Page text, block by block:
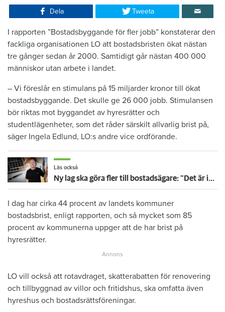
Dela Tweeta
I rapporten ”Bostadsbyggande för fler jobb” konstaterar den
fackliga organisationen LO att bostadsbristen ökat nästan
tre gånger sedan år 2000. Samtidigt går nästan 400 000
människor utan arbete i landet.
– Vi föreslår en stimulans på 15 miljarder kronor till ökat
bostadsbyggande. Det skulle ge 26 000 jobb. Stimulansen
bör riktas mot byggandet av hyresrätter och
studentlägenheter, som det råder särskilt allvarlig brist på,
säger Ingela Edlund, LO:s andre vice ordförande.
Läs också
Ny lag ska göra fler till bostadsägare: "Det är inget för gemene man"
I dag har cirka 44 procent av landets kommuner
bostadsbrist, enligt rapporten, och så mycket som 85
procent av kommunerna uppger att de har brist på
hyresrätter.
LO vill också att rotavdraget, skatterabatten för renovering
och tillbyggnad av villor och fritidshus, ska omfatta även
hyreshus och bostadsrättsföreningar.